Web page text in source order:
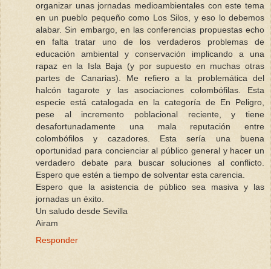
organizar unas jornadas medioambientales con este tema
en un pueblo pequeño como Los Silos, y eso lo debemos
alabar. Sin embargo, en las conferencias propuestas echo
en falta tratar uno de los verdaderos problemas de
educación ambiental y conservación implicando a una
rapaz en la Isla Baja (y por supuesto en muchas otras
partes de Canarias). Me refiero a la problemática del
halcón tagarote y las asociaciones colombófilas. Esta
especie está catalogada en la categoría de En Peligro,
pese al incremento poblacional reciente, y tiene
desafortunadamente una mala reputación entre
colombófilos y cazadores. Esta sería una buena
oportunidad para concienciar al público general y hacer un
verdadero debate para buscar soluciones al conflicto.
Espero que estén a tiempo de solventar esta carencia.
Espero que la asistencia de público sea masiva y las
jornadas un éxito.
Un saludo desde Sevilla
Airam
Responder